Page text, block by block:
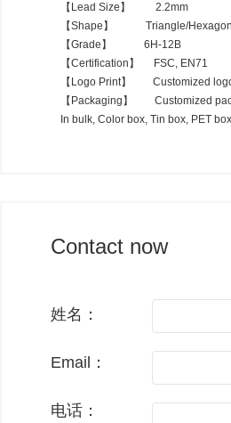
【 Lead Size 】
2.2mm
【Shape 】 Triangle/H
【Grade 】
6H-12B
【Certification 】
FSC, EN71
【 Logo Print】
Customized
【 Packaging 】
Customized
In bulk, Color box, Tin box, PET
Contact now
姓名：
Email：
电话：